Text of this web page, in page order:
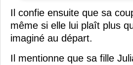
Il confie ensuite que sa
même si elle lui plaît plus
imaginé au départ.
Il mentionne que sa fille